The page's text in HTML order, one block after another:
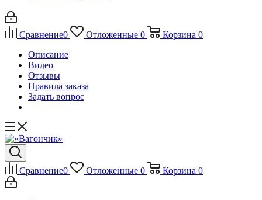
Сравнение0 Отложенные 0 Корзина 0
Описание
Видео
Отзывы
Правила заказа
Задать вопрос
Сравнение0 Отложенные 0 Корзина 0